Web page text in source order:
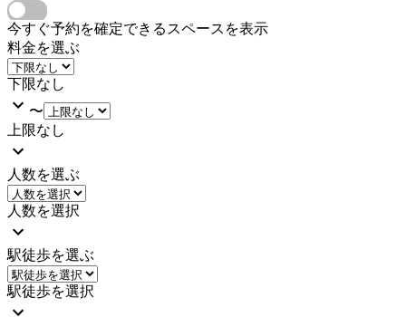
今すぐ予約を確定できるスペースを表示
料金を選ぶ
下限なし
〜
上限なし
人数を選ぶ
人数を選択
駅徒歩を選ぶ
駅徒歩を選択